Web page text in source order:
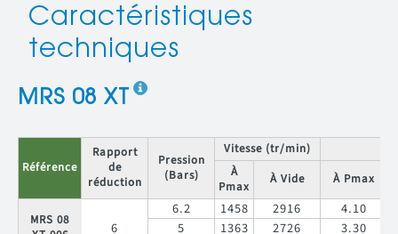
Caractéristiques
techniques
MRS 08 XT
Référence
Rapport
de
réduction
Pression
(Bars)
Vitesse (tr/min)
À
Pmax
À Vide À Pmax
MRS 08
6
6.2 1458 2916
4.10
5
1363 2726
3.30